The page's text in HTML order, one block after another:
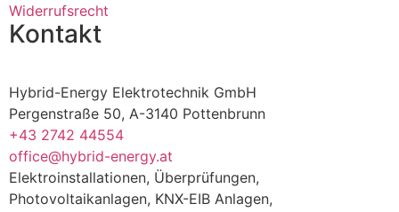
Widerrufsrecht
Kontakt
Hybrid-Energy Elektrotechnik GmbH
Pergenstraße 50, A-3140 Pottenbrunn
+43 2742 44554
office@hybrid-energy.at
Elektroinstallationen, Überprüfungen,
Photovoltaikanlagen, KNX-EIB Anlagen,